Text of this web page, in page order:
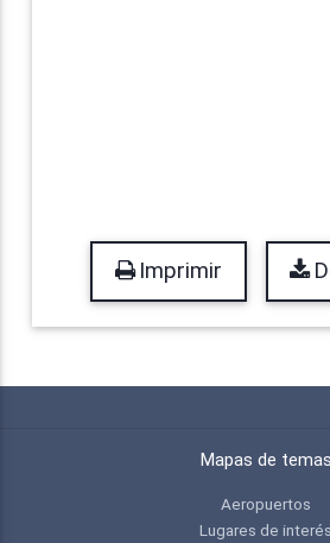
Imprimir
Mapas de temas
Aeropuertos
Lugares de interés